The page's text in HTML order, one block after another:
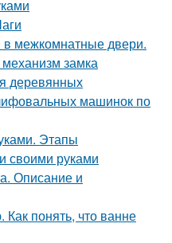
в межкомнатные двери.
замка
деревянных
машинок по
Этапы
своими руками
Описание и
понять, что ванне